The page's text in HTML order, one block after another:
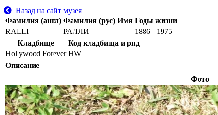
Назад на сайт музея
Фамилия (англ) Фамилия (рус) Имя Годы жизни
RALLI
РАЛЛИ 1886
1975
Кладбище
Код кладбища и ряд
Hollywood Forever HW
Описание
Фото